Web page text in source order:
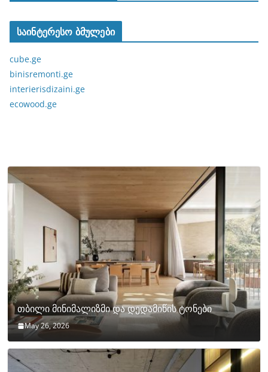
საინტერესო ბმულები
cube.ge
binisremonti.ge
interierisdizaini.ge
ecowood.ge
თბილი მინიმალიზმი და დედამიწის ტონები
May 26, 2026